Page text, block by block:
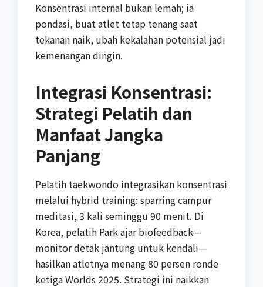
Konsentrasi internal bukan lemah; ia
pondasi, buat atlet tetap tenang saat
tekanan naik, ubah kekalahan potensial jadi
kemenangan dingin.
Integrasi Konsentrasi:
Strategi Pelatih dan
Manfaat Jangka
Panjang
Pelatih taekwondo integrasikan konsentrasi
melalui hybrid training: sparring campur
meditasi, 3 kali seminggu 90 menit. Di
Korea, pelatih Park ajar biofeedback—
monitor detak jantung untuk kendali—
hasilkan atletnya menang 80 persen ronde
ketiga Worlds 2025. Strategi ini naikkan